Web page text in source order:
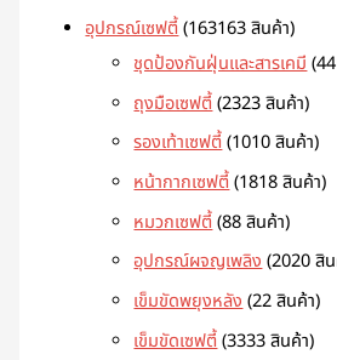
อุปกรณ์เซฟตี้ 163163 สินค้า
ชุดป้องกันฝุ่นและสารเคมี 4
ถุงมือเซฟตี้ 2323 สินค้า
รองเท้าเซฟตี้ 1010 สินค้า
หน้ากากเซฟตี้ 1818 สินค้า
หมวกเซฟตี้ 88 สินค้า
อุปกรณ์ผจญเพลิง 2020 สิ
เข็มขัดพยุงหลัง 22 สินค้า
เข็มขัดเซฟตี้ 3333 สินค้า